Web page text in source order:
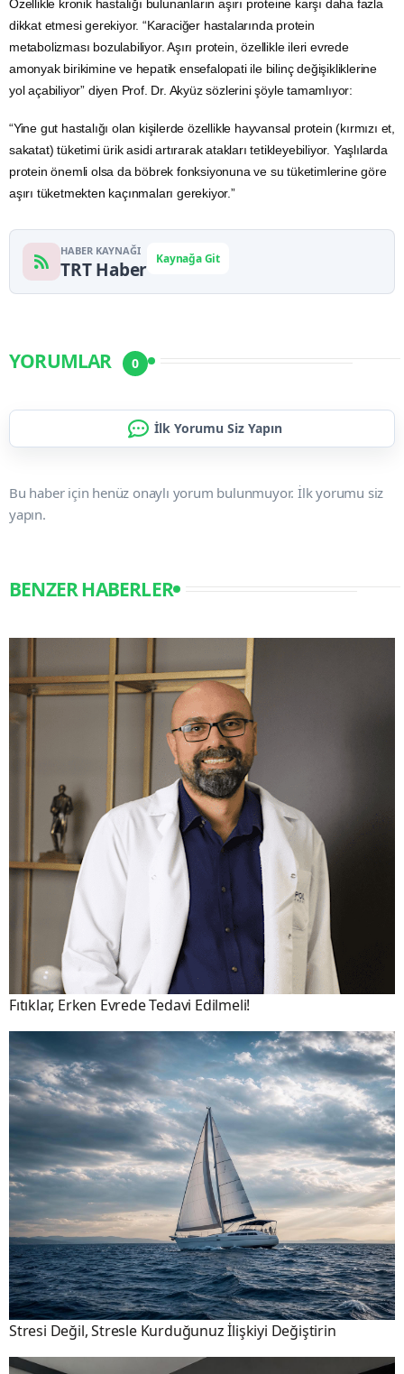
Özellikle kronik hastalığı bulunanların aşırı proteine karşı daha fazla
dikkat etmesi gerekiyor. “Karaciğer hastalarında protein
metabolizması bozulabiliyor. Aşırı protein, özellikle ileri evrede
amonyak birikimine ve hepatik ensefalopati ile bilinç değişikliklerine
yol açabiliyor” diyen Prof. Dr. Akyüz sözlerini şöyle tamamlıyor:
“Yine gut hastalığı olan kişilerde özellikle hayvansal protein (kırmızı et,
sakatat) tüketimi ürik asidi artırarak atakları tetikleyebiliyor. Yaşlılarda
protein önemli olsa da böbrek fonksiyonuna ve su tüketimlerine göre
aşırı tüketmekten kaçınmaları gerekiyor.”
HABER KAYNAĞI
TRT Haber Kaynağa Git
YORUMLAR 0
İlk Yorumu Siz Yapın
Bu haber için henüz onaylı yorum bulunmuyor. İlk yorumu siz
yapın.
BENZER HABERLER
Fıtıklar, Erken Evrede Tedavi Edilmeli!
Stresi Değil, Stresle Kurduğunuz İlişkiyi Değiştirin